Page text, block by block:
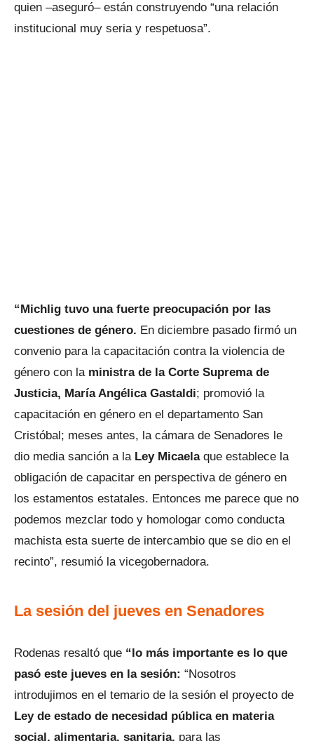
quien –aseguró– están construyendo “una relación
institucional muy seria y respetuosa”.
“Michlig tuvo una fuerte preocupación por las
cuestiones de género. En diciembre pasado firmó un
convenio para la capacitación contra la violencia de
género con la ministra de la Corte Suprema de
Justicia, María Angélica Gastaldi; promovió la
capacitación en género en el departamento San
Cristóbal; meses antes, la cámara de Senadores le
dio media sanción a laLey Micaelaque establece la
obligación de capacitar en perspectiva de género en
los estamentos estatales. Entonces me parece que no
podemos mezclar todo y homologar como conducta
machista esta suerte de intercambio que se dio en el
recinto”, resumió la vicegobernadora.
La sesión del jueves en Senadores
Rodenas resaltó que “lo más importante es lo que
pasó este jueves en la sesión: “Nosotros
introdujimos en el temario de la sesión el proyecto de
Ley de estado de necesidad pública en materia
social, alimentaria, sanitaria, para las